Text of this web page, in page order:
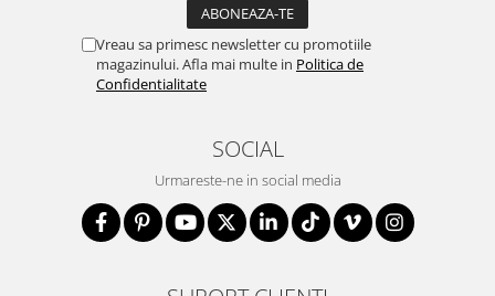
Vreau sa primesc newsletter cu promotiile
magazinului. Afla mai multe in Politica de
Confidentialitate
SOCIAL
Urmareste-ne in social media